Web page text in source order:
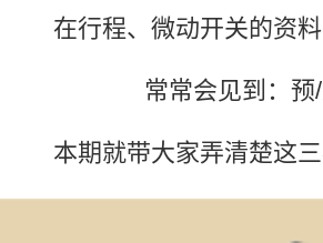
在行程、微动开关的资
常常会见到：
本期就带大家弄清楚这